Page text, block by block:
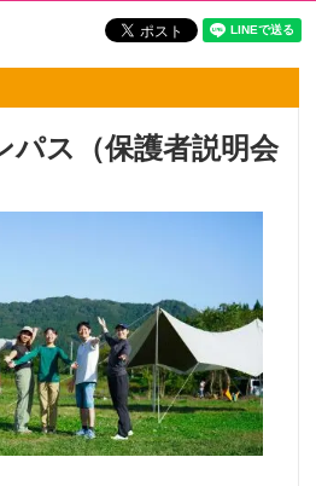
パス（保護者説明会